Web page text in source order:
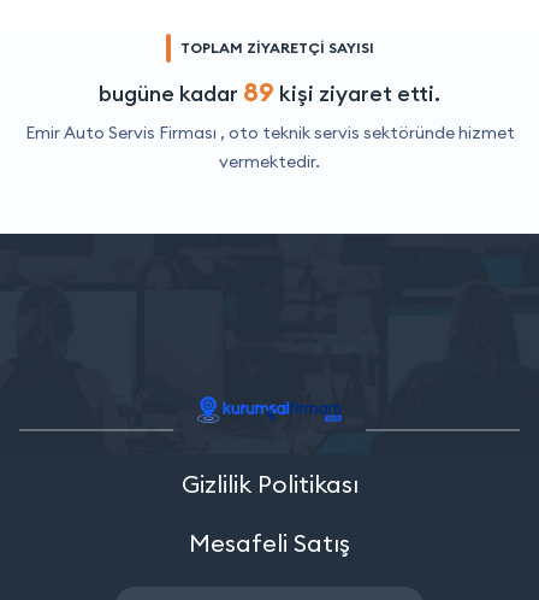
TOPLAM ZİYARETÇİ SAYISI
bugüne kadar 89 kişi ziyaret etti.
Emir Auto Servis Firması , oto teknik servis sektöründe hizmet
vermektedir.
Gizlilik Politikası
Mesafeli Satış